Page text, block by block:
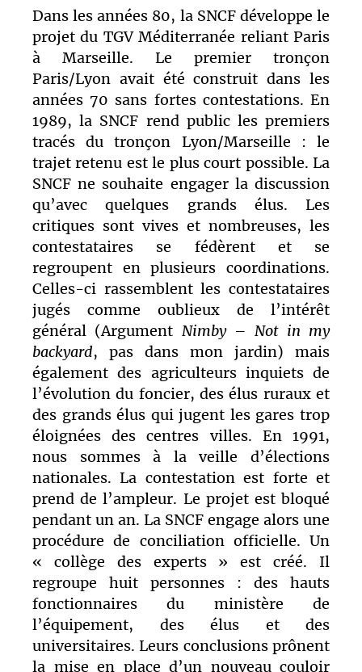
Dans les années 80, la SNCF développe le
projet du TGV Méditerranée reliant Paris
à Marseille. Le premier tronçon
Paris/Lyon avait été construit dans les
années 70 sans fortes contestations. En
1989, la SNCF rend public les premiers
tracés du tronçon Lyon/Marseille : le
trajet retenu est le plus court possible. La
SNCF ne souhaite engager la discussion
qu’avec quelques grands élus. Les
critiques sont vives et nombreuses, les
contestataires se fédèrent et se
regroupent en plusieurs coordinations.
Celles-ci rassemblent les contestataires
jugés comme oublieux de l’intérêt
général (Argument Nimby –Not in my
backyard, pas dans mon jardin) mais
également des agriculteurs inquiets de
l’évolution du foncier, des élus ruraux et
des grands élus qui jugent les gares trop
éloignées des centres villes. En 1991,
nous sommes à la veille d’élections
nationales. La contestation est forte et
prend de l’ampleur. Le projet est bloqué
pendant un an. La SNCF engage alors une
procédure de conciliation officielle. Un
« collège des experts » est créé. Il
regroupe huit personnes : des hauts
fonctionnaires du ministère de
l’équipement, des élus et des
universitaires. Leurs conclusions prônent
la mise en place d’un nouveau couloir